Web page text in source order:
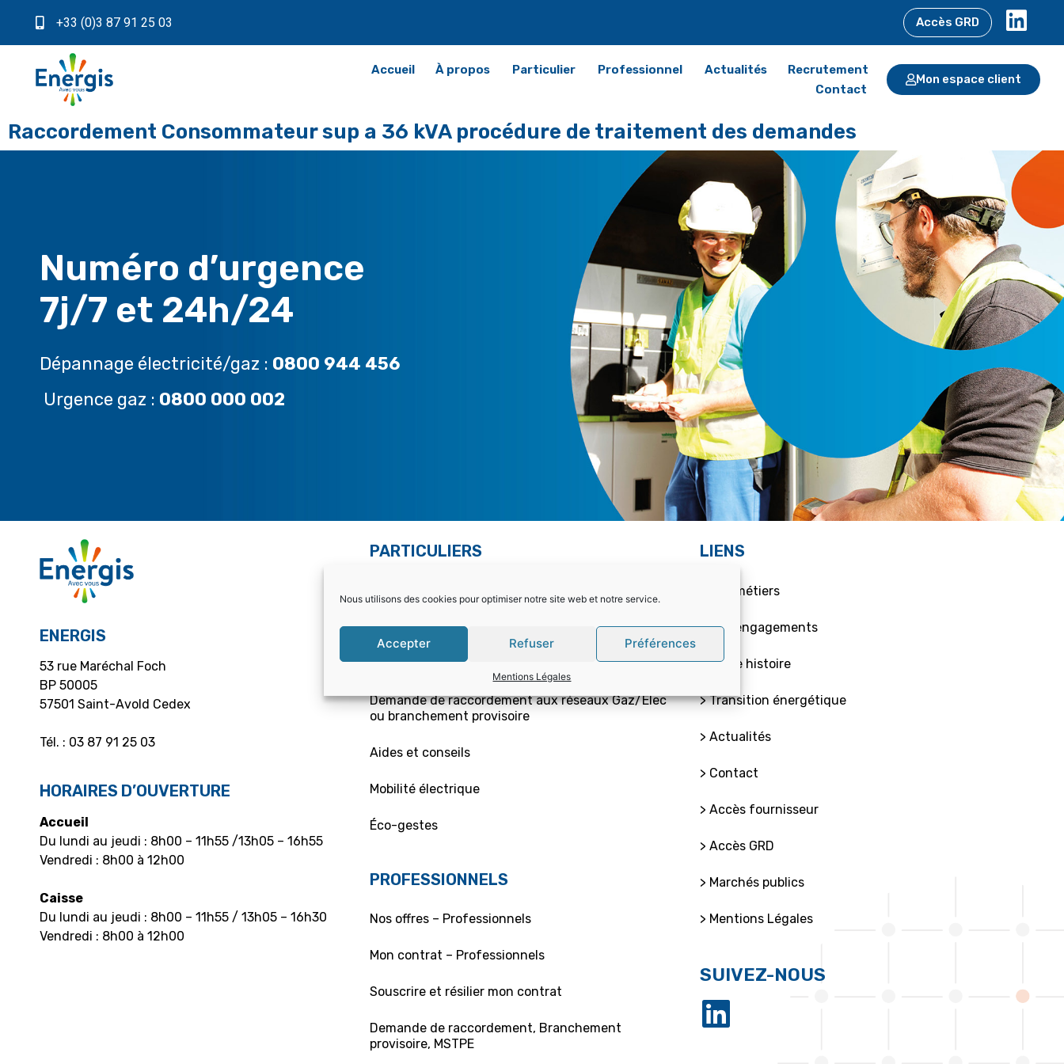
Nous utilisons des cookies pour optimiser notre site web et notre service.
Accepter Refuser Préférences
Mentions Légales
+33 (0)3 87 91 25 03 Accès GRD
Accueil À propos Particulier Professionnel Actualités
Recrutement
Contact
Mon espace client
Raccordement Consommateur sup a 36 kVA procédure de traitement des demandes
Numéro d’urgence
7j/7 et 24h/24
Dépannage électricité/gaz : 0800 944 456
Urgence gaz : 0800 000 002
ENERGIS
53 rue Maréchal Foch
BP 50005
57501 Saint-Avold Cedex
Tél. : 03 87 91 25 03
HORAIRES D’OUVERTURE
Accueil
Du lundi au jeudi : 8h00 – 11h55 /13h05 – 16h55
Vendredi : 8h00 à 12h00
Caisse
Du lundi au jeudi : 8h00 – 11h55 / 13h05 – 16h30
Vendredi : 8h00 à 12h00
PARTICULIERS
Mon contrat – Particuliers
Souscription / résiliation
Demande de raccordement aux réseaux Gaz/Elec
ou branchement provisoire
Aides et conseils
Mobilité électrique
Éco-gestes
PROFESSIONNELS
Nos offres – Professionnels
Mon contrat – Professionnels
Souscrire et résilier mon contrat
Demande de raccordement, Branchement
provisoire, MSTPE
LIENS
> Nos métiers
> Nos engagements
> Notre histoire
> Transition énergétique
> Actualités
> Contact
> Accès fournisseur
> Accès GRD
> Marchés publics
> Mentions Légales
SUIVEZ-NOUS